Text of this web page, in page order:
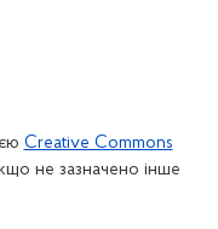
Creative Commons
не зазначено інше